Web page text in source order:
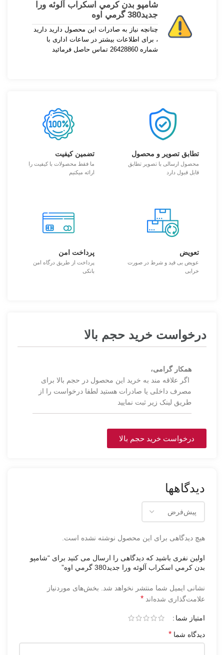
شامپو بدن كرمي اسكراب آلوئه ورا
جدید380 گرمي اوه
چنانچه نیاز به صادرات این محصول دارید دارید
، برای اطلاعات بیشتر در ساعات اداری با
شماره 26428860 تماس حاصل فرمائید
تطابق تصویر و محصول
محصول ارسالی با تصویر تطابق
قابل قبول دارد
تضمین کیفیت
ما فقط محصولات با کیفیت را
ارائه میکنیم
تعویض
عویض بی قید و شرط در صورت
خرابی
پرداخت امن
پرداخت از طریق درگاه امن
بانکی
درخواست خرید حجم بالا
همکار گرامی،
اگر علاقه مند به خرید این محصول در حجم بالا برای
مصرف داخلی یا صادرات هستید لطفا درخواست را از
طریق لینک زیر ثبت نمایید
درخواست خرید حجم بالا
دیدگاهها
هیچ دیدگاهی برای این محصول نوشته نشده است.
اولین نفری باشید که دیدگاهی را ارسال می کنید برای “شامپو
بدن كرمي اسكراب آلوئه ورا جدید380 گرمي اوه”
نشانی ایمیل شما منتشر نخواهد شد. بخش‌های موردنیاز
علامت‌گذاری شده‌اند *
امتیاز شما
دیدگاه شما *